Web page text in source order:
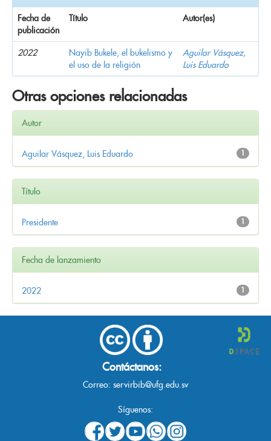
Fecha de
publicación
Título Autor(es)
2022
Nayib Bukele, el bukelismo y
el uso de la religión
Aguilar Vásquez,
Luis Eduardo
Otras opciones relacionadas
Autor
1
Aguilar Vásquez, Luis Eduardo
Título
1
Presidente
Fecha de lanzamiento
1
2022
Contáctanos:
Correo: servirbib@ufg.edu.sv
Síguenos: